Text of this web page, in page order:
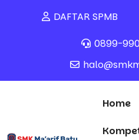
DAFTAR SPMB
0899-
Home